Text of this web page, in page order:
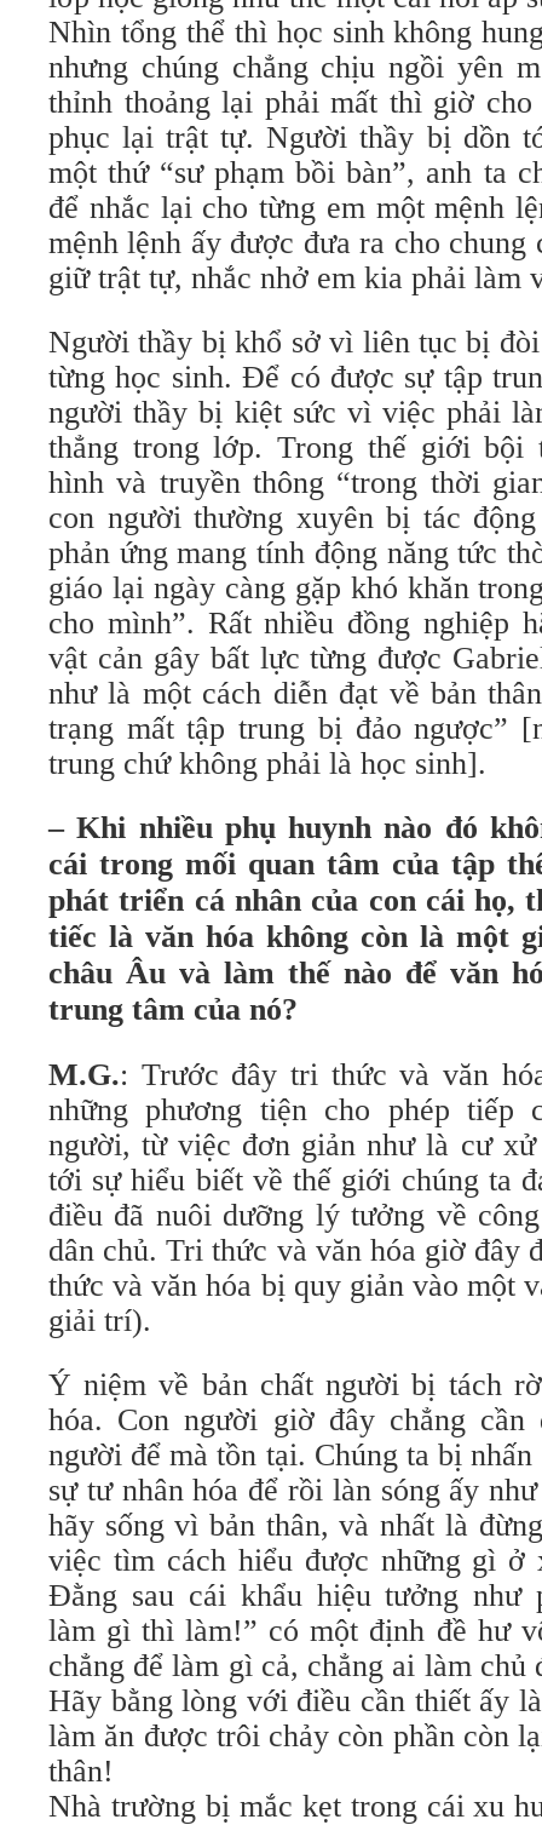
Nhìn tổng thể thì học sinh không
nhưng chúng chẳng chịu ngồi yên
thỉnh thoảng lại phải mất thì giờ
phục lại trật tự. Người thầy bị dồn
một thứ “sư phạm bồi bàn”, anh ta
để nhắc lại cho từng em một mệnh
mệnh lệnh ấy được đưa ra cho chung
giữ trật tự, nhắc nhở em kia phải làm
Người thầy bị khổ sở vì liên tục bị
từng học sinh. Để có được sự tập
người thầy bị kiệt sức vì việc phải
thẳng trong lớp. Trong thế giới bội
hình và truyền thông “trong thời
con người thường xuyên bị tác
phản ứng mang tính động năng tức
giáo lại ngày càng gặp khó khăn
cho mình”. Rất nhiều đồng nghiệp
vật cản gây bất lực từng được
như là một cách diễn đạt về bản
trạng mất tập trung bị đảo ngược”
trung chứ không phải là học sinh].
– Khi nhiều phụ huynh nào đó
cái trong mối quan tâm của tập
phát triển cá nhân của con cái họ,
tiếc là văn hóa không còn là một
châu Âu và làm thế nào để văn
trung tâm của nó?
M.G.: Trước đây tri thức và văn
những phương tiện cho phép tiếp
người, từ việc đơn giản như là cư
tới sự hiểu biết về thế giới chúng ta
điều đã nuôi dưỡng lý tưởng về
dân chủ. Tri thức và văn hóa giờ đây
thức và văn hóa bị quy giản vào một
giải trí).
Ý niệm về bản chất người bị tách
hóa. Con người giờ đây chẳng cần
người để mà tồn tại. Chúng ta bị
sự tư nhân hóa để rồi làn sóng ấy
hãy sống vì bản thân, và nhất là
việc tìm cách hiểu được những gì ở
Đằng sau cái khẩu hiệu tưởng như
làm gì thì làm!” có một định đề hư
chẳng để làm gì cả, chẳng ai làm
Hãy bằng lòng với điều cần thiết ấy
làm ăn được trôi chảy còn phần còn
thân!
Nhà trường bị mắc kẹt trong cái xu